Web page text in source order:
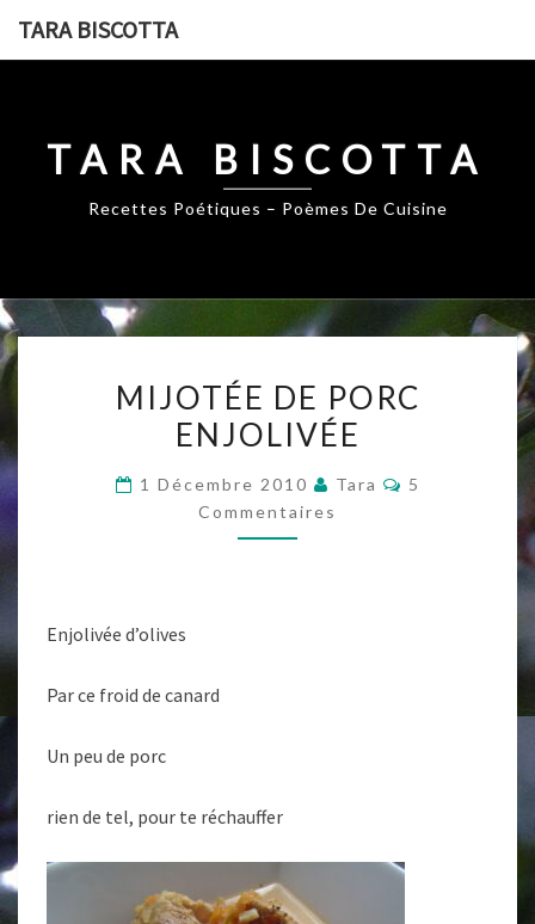
TARA BISCOTTA
TARA BISCOTTA
Recettes Poétiques – Poèmes De Cuisine
DE
PORC
MIJOTÉE DE PORC
ENJOLIVÉE
1 Décembre 2010 Tara
5
Commentaires
Enjolivée d’olives
Par ce froid de canard
Un peu de porc
rien de tel, pour te réchauffer